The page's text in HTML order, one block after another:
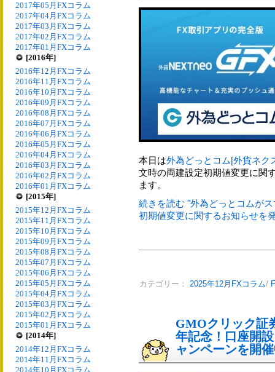
2017年05月FXコラム
2017年04月FXコラム
2017年03月FXコラム
2017年02月FXコラム
2017年01月FXコラム
[2016年]
2016年12月FXコラム
2016年11月FXコラム
2016年10月FXコラム
2016年09月FXコラム
2016年08月FXコラム
2016年07月FXコラム
2016年06月FXコラム
2016年05月FXコラム
2016年04月FXコラム
2016年03月FXコラム
2016年02月FXコラム
2016年01月FXコラム
[2015年]
2015年12月FXコラム
2015年11月FXコラム
2015年10月FXコラム
2015年09月FXコラム
2015年08月FXコラム
2015年07月FXコラム
2015年06月FXコラム
2015年05月FXコラム
2015年04月FXコラム
2015年03月FXコラム
2015年02月FXコラム
2015年01月FXコラム
[2014年]
2014年12月FXコラム
2014年11月FXコラム
2014年10月FXコラム
本日は外為どっとコム[外貨ネク
文時の両建設定初期値変更に関
ます。
続きを読む "外為どっとコムが
初期値変更に関するお知らせを
カテゴリー： 2025年12月FXコラム/
GMOクリック証
年記念！口座開
ャンペーンを開